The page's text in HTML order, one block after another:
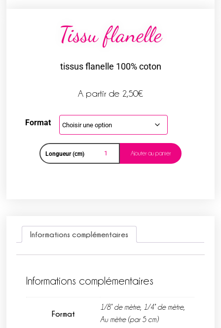
Tissu flanelle
tissus flanelle 100% coton
A partir de 2,50€
Format
Longueur (cm) Ajouter au panier
Informations complémentaires
Informations complémentaires
Format
1/8° de mètre, 1/4° de mètre,
Au mètre (par 5 cm)